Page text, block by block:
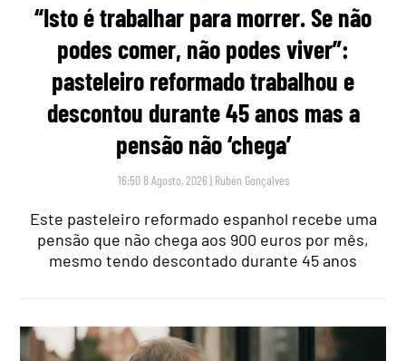
“Isto é trabalhar para morrer. Se não
podes comer, não podes viver”:
pasteleiro reformado trabalhou e
descontou durante 45 anos mas a
pensão não ‘chega’
16:50 8 Agosto, 2026 | Rubén Gonçalves
Este pasteleiro reformado espanhol recebe uma
pensão que não chega aos 900 euros por mês,
mesmo tendo descontado durante 45 anos